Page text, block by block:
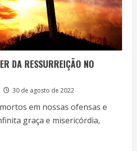
DA RESSURREIÇÃO NO
30 de agosto de 2022
em nossas ofensas e
graça e misericórdia,